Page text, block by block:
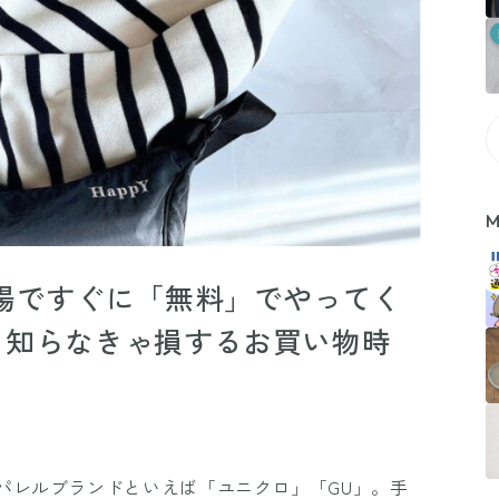
すぐに「無料」でやってく
らなきゃ損するお買い物時
ルブランドといえば「ユニクロ」「GU」。手